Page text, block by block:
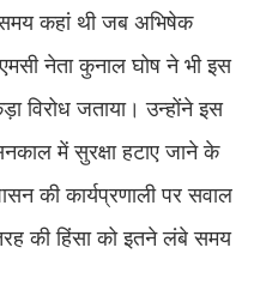
कहां थी जब अभिषेक
नेता कुनाल घोष ने भी इस
विरोध जताया। उन्होंने इस
में सुरक्षा हटाए जाने के
की कार्यप्रणाली पर सवाल
की हिंसा को इतने लंबे समय